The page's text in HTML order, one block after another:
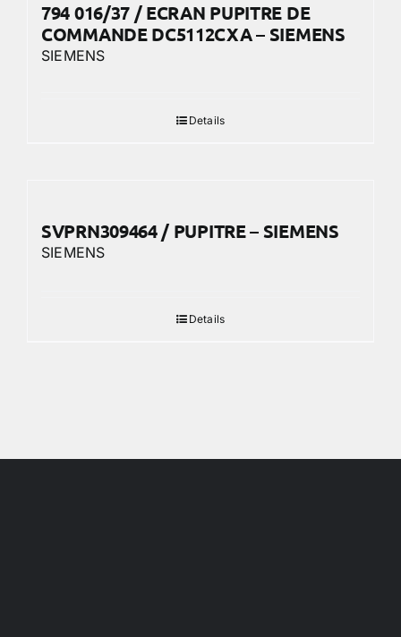
794 016/37 / ECRAN PUPITRE DE
COMMANDE DC5112CXA – SIEMENS
SIEMENS
Details
SVPRN309464 / PUPITRE – SIEMENS
SIEMENS
Details